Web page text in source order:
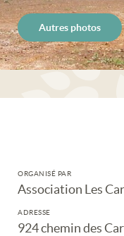
Autres photos
ORGANISÉ PAR
Association Les
ADRESSE
924 chemin des